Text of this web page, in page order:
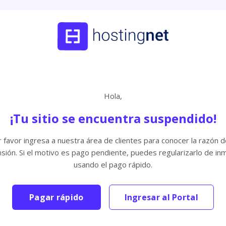
Hola,
¡Tu sitio se encuentra suspendido!
favor ingresa a nuestra área de clientes para conocer la razón
Si el motivo es pago pendiente, puedes regularizarlo de
usando el pago rápido.
Pagar rápido Ingresar al Portal